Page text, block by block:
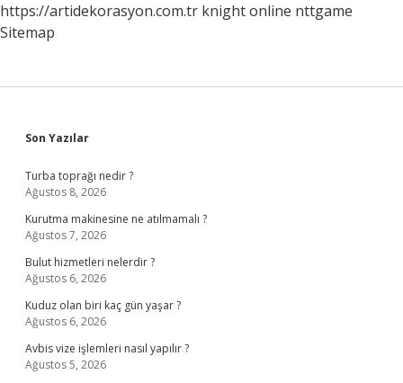
https://artidekorasyon.com.tr knight online nttgame
Sitemap
Sidebar
Son Yazılar
Turba toprağı nedir ?
Ağustos 8, 2026
Kurutma makinesine ne atılmamalı ?
Ağustos 7, 2026
Bulut hizmetleri nelerdir ?
Ağustos 6, 2026
Kuduz olan biri kaç gün yaşar ?
Ağustos 6, 2026
Avbis vize işlemleri nasıl yapılır ?
Ağustos 5, 2026